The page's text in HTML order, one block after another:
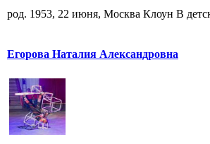
род. 1953, 22 июня, Москва Клоун В
Егорова Наталия Александровна